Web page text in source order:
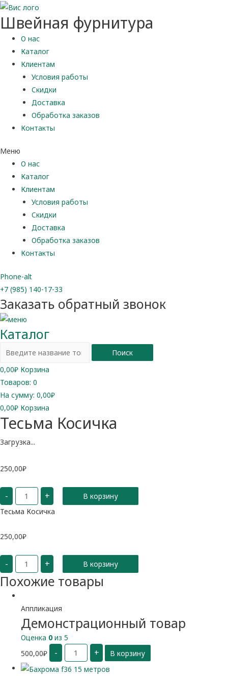
Швейная фурнитура
О нас
Каталог
Клиентам
Условия работы
Скидки
Доставка
Обработка заказов
Контакты
Меню
О нас
Каталог
Клиентам
Условия работы
Скидки
Доставка
Обработка заказов
Контакты
Phone-alt
+7 (985) 140-17-33
Заказать обратный звонок
Каталог
Поиск
0,00₽ Корзина
Товаров: 0
На сумму: 0,00₽
0,00₽ Корзина
Тесьма Косичка
Загрузка...
250,00₽
-
Количество
Тесьма
Косичка
+
В корзину
Тесьма Косичка
250,00₽
-
Количество
Тесьма
Косичка
+ В корзину
Похожие товары
Аппликация
Демонстрационный товар
Оценка 0 из 5
500,00₽ -
Количество
Демонстрационный
товар
+ В корзину